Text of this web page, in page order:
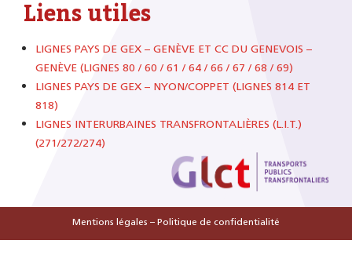
Liens utiles
LIGNES PAYS DE GEX – GENÈVE ET CC DU GENEVOIS –
GENÈVE (LIGNES 80 / 60 / 61 / 64 / 66 / 67 / 68 / 69)
LIGNES PAYS DE GEX – NYON/COPPET (LIGNES 814 ET
818)
LIGNES INTERURBAINES TRANSFRONTALIÈRES (L.I.T.)
(271/272/274)
Mentions légales – Politique de confidentialité